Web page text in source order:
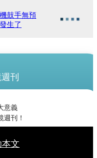
鼓手無預
生了
刊
意義
週刊！
文